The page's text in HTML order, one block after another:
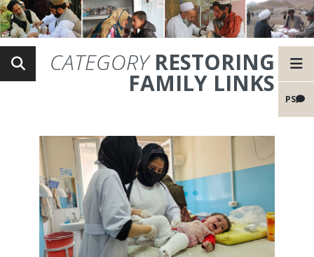
PS
CATEGORYRESTORING
FAMILY LINKS